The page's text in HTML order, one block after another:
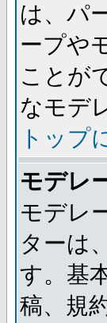
は、パ
ープや
ことが
なモデ
トップ
モデレ
モデレ
ターは
す。基
稿、規